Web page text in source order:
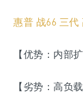
惠普 战66 三代
【优势：内部
【劣势：高负